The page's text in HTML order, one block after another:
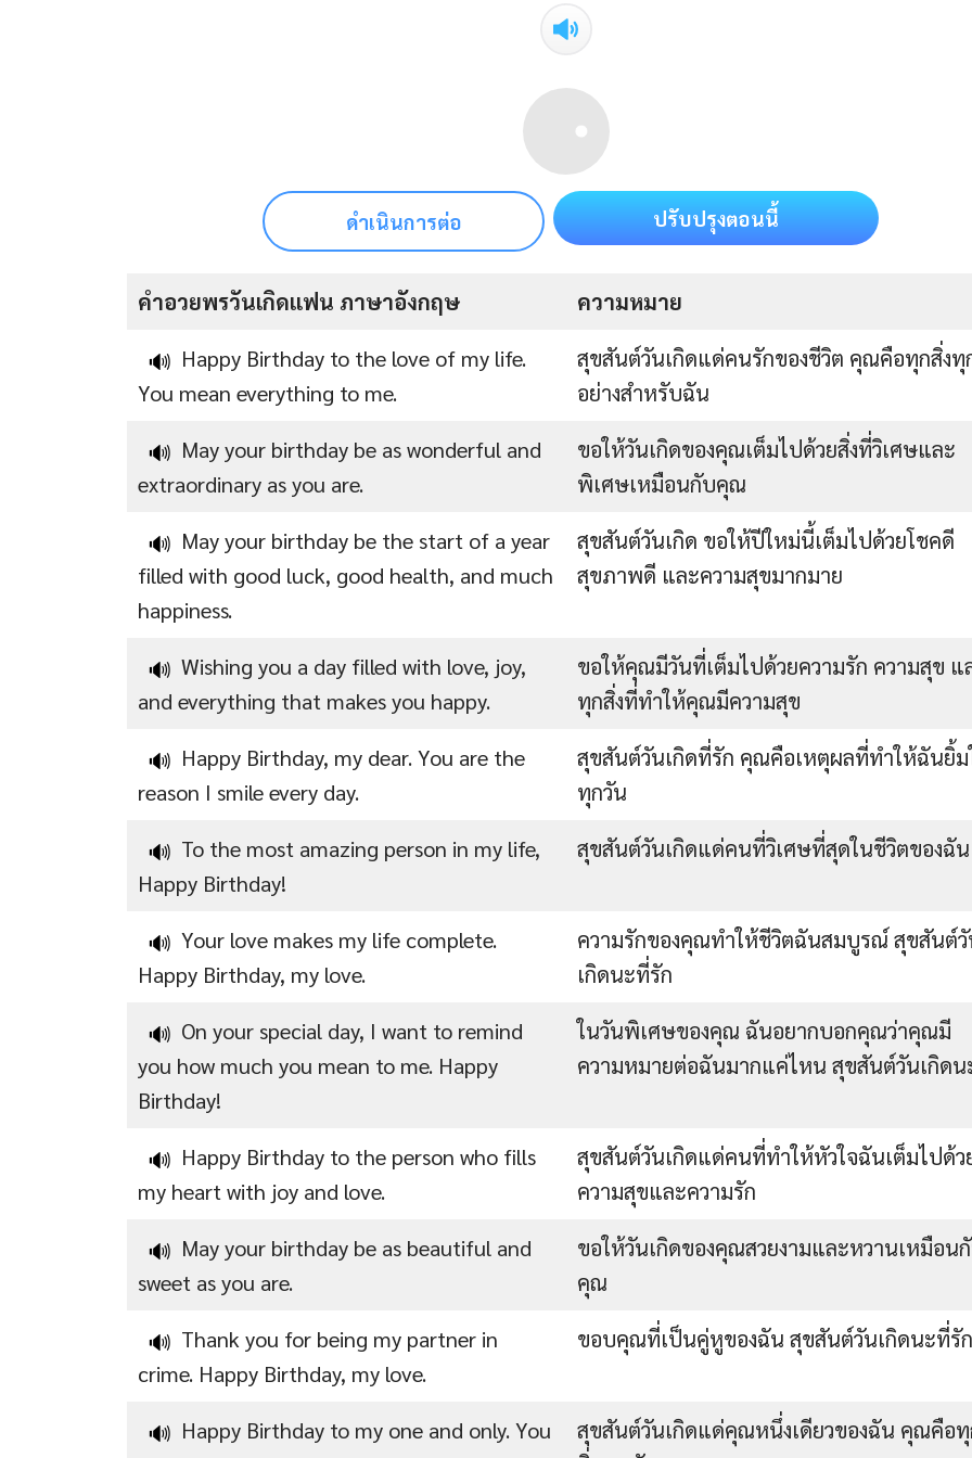
ดำเนินการต่อ ปรับปรุงตอนนี้
คําอวยพรวันเกิดแฟน ภาษาอังกฤษ ความหมาย
🔊 Happy Birthday to the love of my life.
You mean everything to me.
สุขสันต์วันเกิดแด่คนรักของชีวิต คุณคือทุกสิ่งทุ
อย่างสำหรับฉัน
🔊 May your birthday be as wonderful and
extraordinary as you are.
ขอให้วันเกิดของคุณเต็มไปด้วยสิ่งที่วิเศษและ
พิเศษเหมือนกับคุณ
🔊 May your birthday be the start of a year
filled with good luck, good health, and much
happiness.
สุขสันต์วันเกิด ขอให้ปีใหม่นี้เต็มไปด้วยโชคดี
สุขภาพดี และความสุขมากมาย
🔊 Wishing you a day filled with love, joy,
and everything that makes you happy.
ขอให้คุณมีวันที่เต็มไปด้วยความรัก ความสุข แ
ทุกสิ่งที่ทำให้คุณมีความสุข
🔊 Happy Birthday, my dear. You are the
reason I smile every day.
สุขสันต์วันเกิดที่รัก คุณคือเหตุผลที่ทำให้ฉันยิ้ม
ทุกวัน
🔊 To the most amazing person in my life,
Happy Birthday!
สุขสันต์วันเกิดแด่คนที่วิเศษที่สุดในชีวิตของฉัน
🔊 Your love makes my life complete.
Happy Birthday, my love.
ความรักของคุณทำให้ชีวิตฉันสมบูรณ์ สุขสันต์
เกิดนะที่รัก
🔊 On your special day, I want to remind
you how much you mean to me. Happy
Birthday!
ในวันพิเศษของคุณ ฉันอยากบอกคุณว่าคุณมี
ความหมายต่อฉันมากแค่ไหน สุขสันต์วันเกิดน
🔊 Happy Birthday to the person who fills
my heart with joy and love.
สุขสันต์วันเกิดแด่คนที่ทำให้หัวใจฉันเต็มไปด้ว
ความสุขและความรัก
🔊 May your birthday be as beautiful and
sweet as you are.
ขอให้วันเกิดของคุณสวยงามและหวานเหมือน
คุณ
🔊 Thank you for being my partner in
crime. Happy Birthday, my love.
ขอบคุณที่เป็นคู่หูของฉัน สุขสันต์วันเกิดนะที่รัก
🔊 Happy Birthday to my one and only. You
สุขสันต์วันเกิดแด่คุณหนึ่งเดียวของฉัน คุณคือ